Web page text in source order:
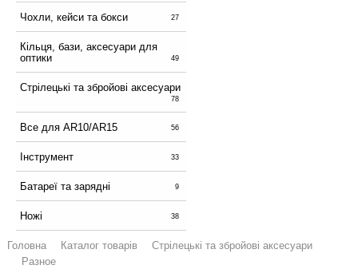
Чохли, кейси та бокси 27
Кільця, бази, аксесуари для
оптики
49
Стрілецькі та збройові аксесуари
78
Все для AR10/AR15 56
Інструмент 33
Батареї та зарядні 9
Ножі 38
Головна Каталог товарів
Стрілецькі та збройові аксесуари
Разное